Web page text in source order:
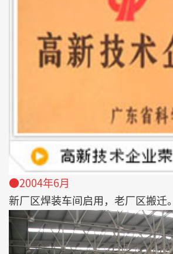
●2004年6月
新厂区焊装车间启用，老厂区搬迁。